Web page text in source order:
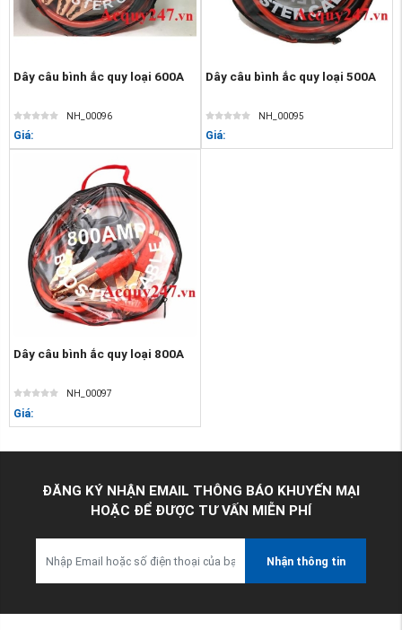
Dây câu bình ắc quy loại 600A
NH_00096
Giá:
Dây câu bình ắc quy loại 500A
NH_00095
Giá:
Dây câu bình ắc quy loại 800A
NH_00097
Giá:
ĐĂNG KÝ NHẬN EMAIL THÔNG BÁO KHUYẾN MẠI
HOẶC ĐỂ ĐƯỢC TƯ VẤN MIỄN PHÍ
Nhận thông tin